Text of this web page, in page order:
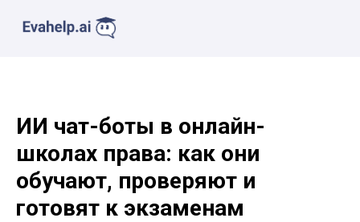
ИИ чат-боты в онлайн-
школах права: как они
обучают, проверяют и
готовят к экзаменам